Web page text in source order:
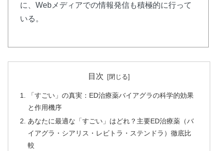
💰
10錠 3,500円〜 （1錠350円）
⌛
約8時間
🧬
アバナフィル 100mg 配合
に、Webメディアでの情報発信も積極的に行って
いる。
目次
「すごい」の真実：ED治療薬バイアグラの科学的効果
と作用機序
あなたに最適な「すごい」はどれ？主要ED治療薬（バ
イアグラ・シアリス・レビトラ・ステンドラ）徹底比
較